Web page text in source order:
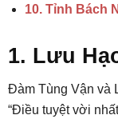
10. Tỉnh Bách
1. Lưu
Đàm Tùng Vận và
“Điều tuyệt vời